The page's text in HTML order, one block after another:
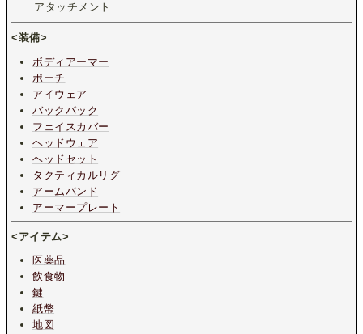
アタッチメント
<装備>
ボディアーマー
ポーチ
アイウェア
バックパック
フェイスカバー
ヘッドウェア
ヘッドセット
タクティカルリグ
アームバンド
アーマープレート
<アイテム>
医薬品
飲食物
鍵
紙幣
地図